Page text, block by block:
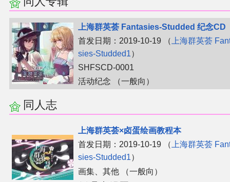
上海群英荟 Fantasies-Studded 纪念CD
首发日期：2019-10-19 （ 上海群英荟
sies-Studded1）
SHFSCD-0001
活动纪念 （一般向）
同人志
上海群英荟×卤蛋绘画教程本
首发日期：2019-10-19 （上海群英荟
sies-Studded1）
画集、​其他 （一般向）
THB衍生
THB媒体
THB协力
其他
联系管理员
关于THBWiki
捐款支持